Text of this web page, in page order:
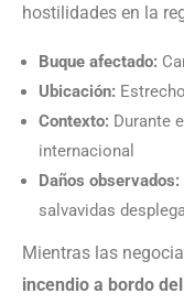
hostilidades en la
Buque afectado:
Ubicación:
Contexto: Durante
internacional
Daños observados:
salvavidas
Mientras las
incendio a bordo